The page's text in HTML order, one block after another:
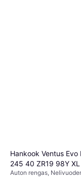
Hankook Ventus Evo
245 40 ZR19 98Y XL
Tire
Auton rengas,